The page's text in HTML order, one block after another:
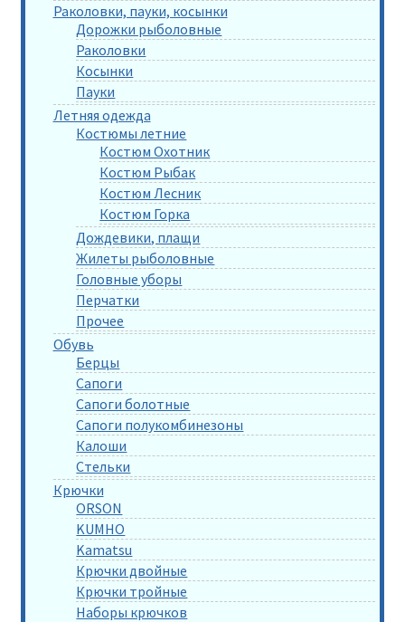
Раколовки, пауки, косынки
Дорожки рыболовные
Раколовки
Косынки
Пауки
Летняя одежда
Костюмы летние
Костюм Охотник
Костюм Рыбак
Костюм Лесник
Костюм Горка
Дождевики, плащи
Жилеты рыболовные
Головные уборы
Перчатки
Прочее
Обувь
Берцы
Сапоги
Сапоги болотные
Сапоги полукомбинезоны
Калоши
Стельки
Крючки
ORSON
KUMHO
Kamatsu
Крючки двойные
Крючки тройные
Наборы крючков